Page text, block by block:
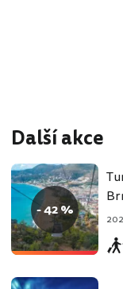
Další akce
- 42 %